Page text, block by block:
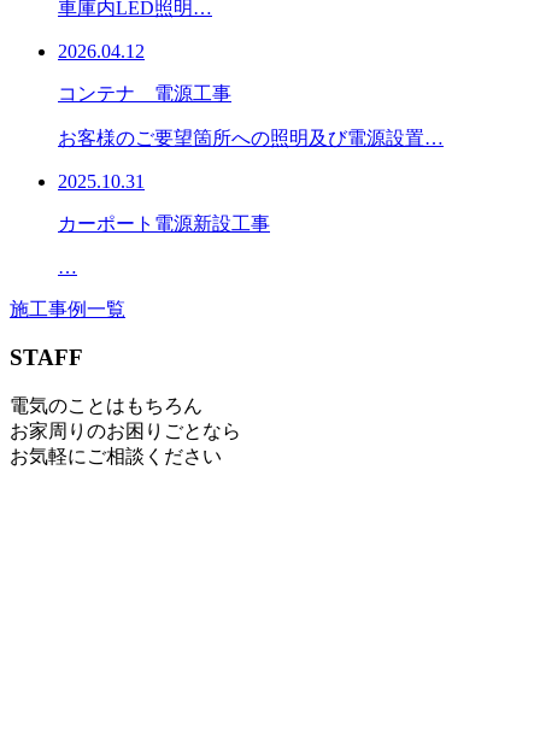
車庫内LED照明…
2026.04.12
コンテナ 電源工事
お客様のご要望箇所への照明及び電源設置…
2025.10.31
カーポート電源新設工事
…
施工事例一覧
STAFF
電気のことはもちろん
お家周りのお困りごとなら
お気軽にご相談ください